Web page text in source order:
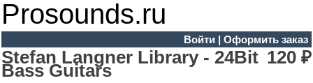
Prosounds.ru
Войти| Оформить заказ
Stefan Langner Library - 24Bit
Bass Guitars
120 ₽